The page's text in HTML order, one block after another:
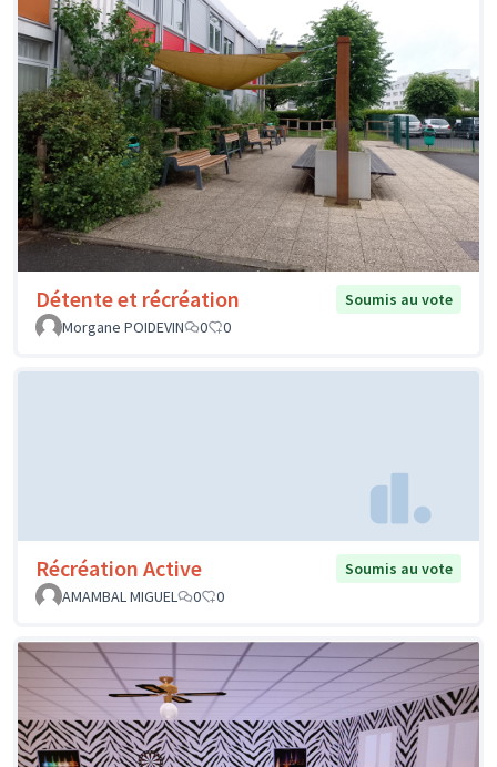
Détente et récréation
Soumis au vote
Morgane POIDEVIN
0 0
Récréation Active
Soumis au vote
AMAMBAL MIGUEL
0 0